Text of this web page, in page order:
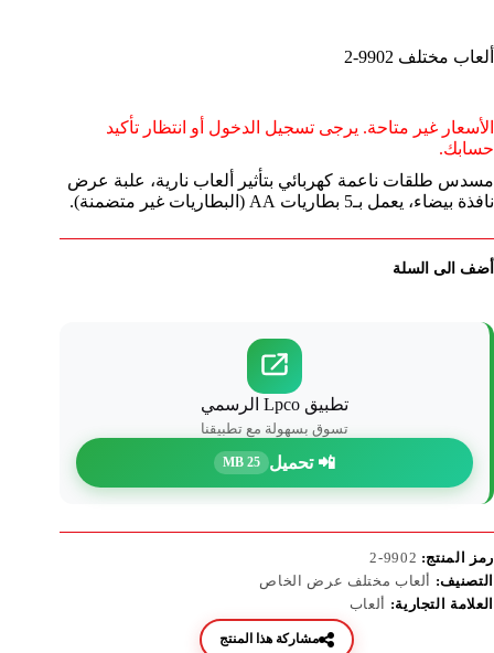
ألعاب مختلف 9902-2
الأسعار غير متاحة. يرجى تسجيل الدخول أو انتظار تأكيد
حسابك.
مسدس طلقات ناعمة كهربائي بتأثير ألعاب نارية، علبة عرض
نافذة بيضاء، يعمل بـ5 بطاريات AA (البطاريات غير متضمنة).
أضف الى السلة
تطبيق Lpco الرسمي
تسوق بسهولة مع تطبيقنا
📲 تحميل 25 MB
رمز المنتج: 9902-2
التصنيف: ألعاب مختلف عرض الخاص
العلامة التجارية: ألعاب
مشاركة هذا المنتج